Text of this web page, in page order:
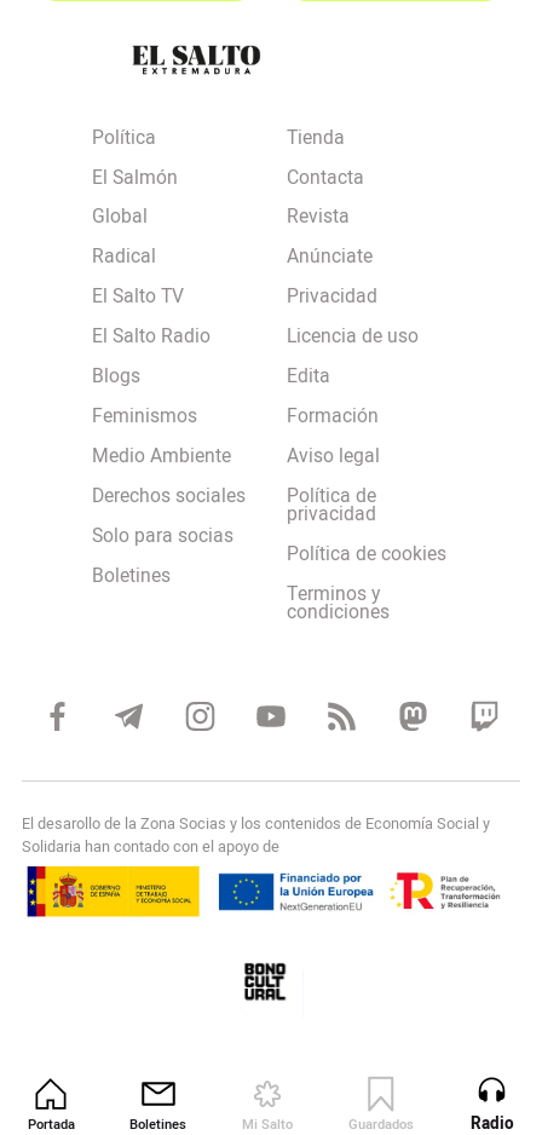
Portada Boletines Mi Salto Guardados Revista
Radio
Política
El Salmón
Global
Radical
El Salto TV
El Salto Radio
Blogs
Feminismos
Medio Ambiente
Derechos sociales
Solo para socias
Boletines
Tienda
Contacta
Revista
Anúnciate
Privacidad
Licencia de uso
Edita
Formación
Aviso legal
Política de
privacidad
Política de cookies
Terminos y
condiciones
El desarollo de la Zona Socias y los contenidos de Economía Social y
Solidaria han contado con el apoyo de